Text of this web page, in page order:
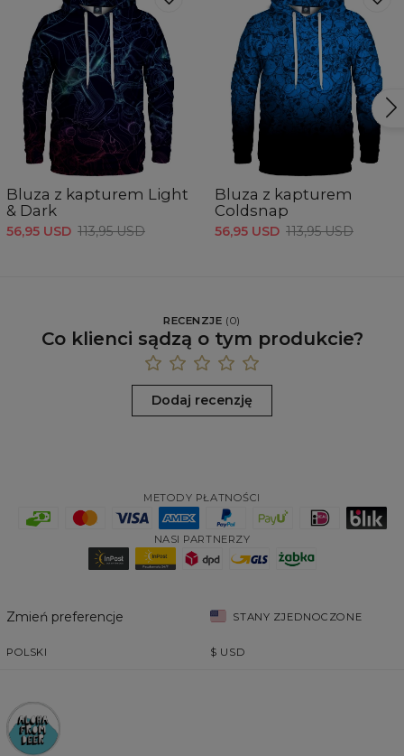
Bluza z kapturem Light
& Dark
56,95 USD 113,95 USD
Bluza z kapturem
Coldsnap
56,95 USD 113,95 USD
RECENZJE (0)
Co klienci sądzą o tym produkcie?
Dodaj recenzję
METODY PŁATNOŚCI
NASI PARTNERZY
Zmień preferencje STANY ZJEDNOCZONE
POLSKI $ USD